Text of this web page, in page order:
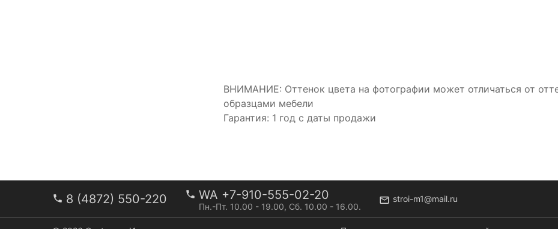
ВНИМАНИЕ: Оттенок цвета на фотографии может отличаться от
образцами мебели
Гарантия: 1 год с даты продажи
8 (4872) 550-220 WA +7-910-555-02-20
Пн.-Пт. 10.00 - 19.00, Сб. 10.00 - 16.00.
stroi-m1@mail.ru